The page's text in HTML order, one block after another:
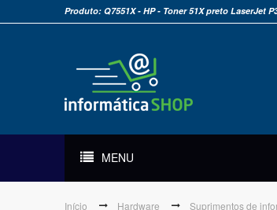
Produto: Q7551X - HP - Toner 51X preto LaserJet
MENU
Início Hardware Suprimentos de